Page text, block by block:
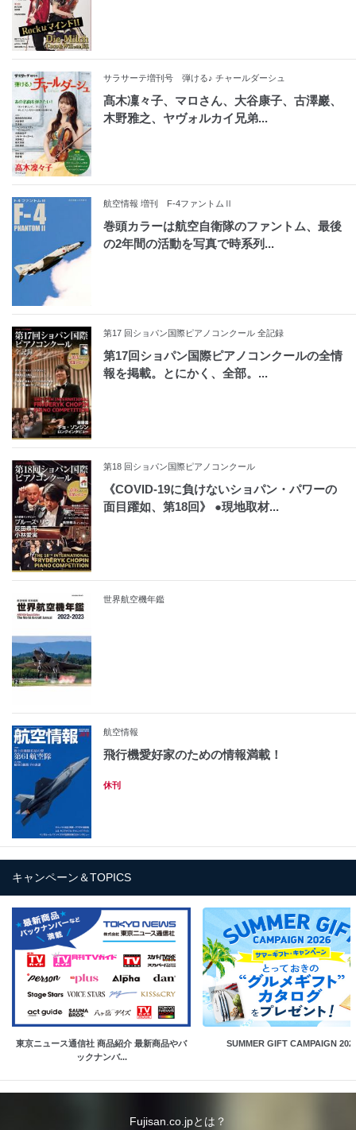
サラサーテ増刊号 弾ける♪ チャールダーシュ
髙木凜々子、マロさん、大谷康子、古澤巖、
木野雅之、ヤヴォルカイ兄弟...
航空情報 増刊 F-4ファントムⅡ
巻頭カラーは航空自衛隊のファントム、最後
の2年間の活動を写真で時系列...
第17 回ショパン国際ピアノコンクール 全記録
第17回ショパン国際ピアノコンクールの全情
報を掲載。とにかく、全部。...
第18 回ショパン国際ピアノコンクール
《COVID-19に負けないショパン・パワーの
面目躍如、第18回》 ●現地取材...
世界航空機年鑑
航空情報
飛行機愛好家のための情報満載！
休刊
キャンペーン＆TOPICS
東京ニュース通信社 商品紹介 最新商品やバ
ックナンバ...
SUMMER GIFT CAMPAIGN
Fujisan.co.jpとは？